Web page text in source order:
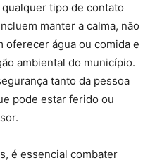
tipo de contato
manter a calma, não
oferecer água ou comida e
ambiental do município.
tanto da pessoa
pode estar ferido ou
é essencial combater